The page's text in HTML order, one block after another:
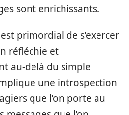
sont enrichissants.
primordial de s’exercer
réfléchie et
au-delà du simple
une introspection
que l’on porte au